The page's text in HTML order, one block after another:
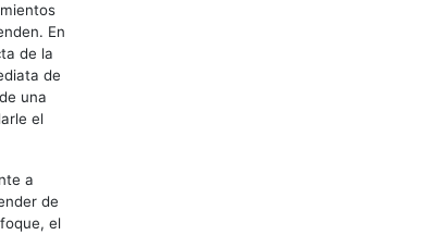
En
de la
de
una
el
a
de
el